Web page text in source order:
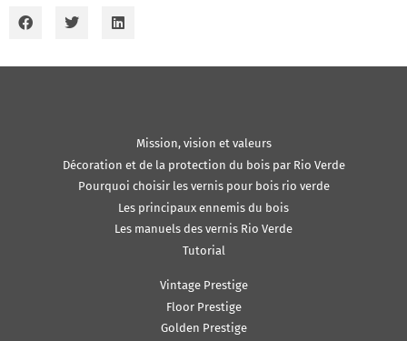
Mission, vision et valeurs
Décoration et de la protection du bois par Rio Verde
Pourquoi choisir les vernis pour bois rio verde
Les principaux ennemis du bois
Les manuels des vernis Rio Verde
Tutorial
Vintage Prestige
Floor Prestige
Golden Prestige